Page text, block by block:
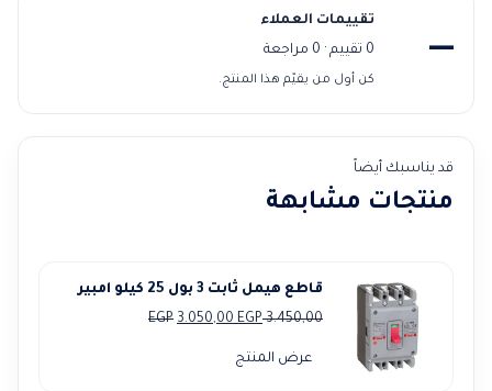
—
تقييمات العملاء
0 تقييم · 0 مراجعة
كن أول من يقيّم هذا المنتج.
قد يناسبك أيضاً
منتجات مشابهة
قاطع هيمل ثابت 3 بول 25 كيلو امبير
3.450,00
EGP
السعر 3.050,00EGP
السعر
عرض المنتج